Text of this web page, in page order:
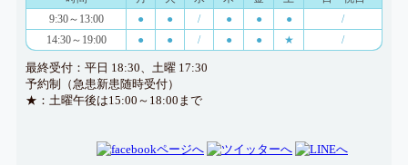
9:30～13:00
● ● / ● ● ●
/
14:30～19:00
● ● / ● ● ★ /
最終受付：平日 18:30、土曜 17:30
予約制（急患新患随時受付）
★：土曜午後は15:00～18:00まで